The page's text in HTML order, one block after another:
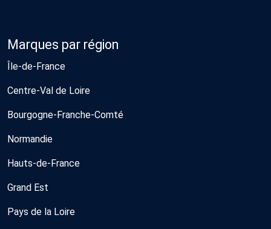
Marques par région
Île-de-France
Centre-Val de Loire
Bourgogne-Franche-Comté
Normandie
Hauts-de-France
Grand Est
Pays de la Loire